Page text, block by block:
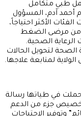
طبي متكامل
أحمد آدم، المسؤول
الأكثر احتياجاً،
من مرضى الضغط
الصحية.
لتحويل الحالات
لمتابعة علاجها.
حملت في طياتها رسالة
جزء من الدعم